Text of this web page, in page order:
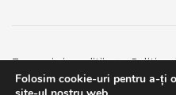
Termeni si conditii
Politica
Facebook
Contact
Folosim cookie-uri pentru a-ți